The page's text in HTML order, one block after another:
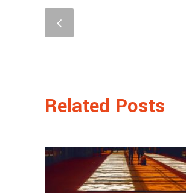
Related Posts